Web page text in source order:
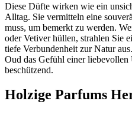
Diese Düfte wirken wie ein
Alltag. Sie vermitteln eine
muss, um bemerkt zu werden.
oder Vetiver hüllen, strahlen Sie
tiefe Verbundenheit zur Natur
Oud das Gefühl einer
beschützend.
Holzige Parfums